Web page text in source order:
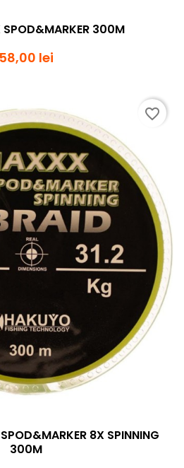
SPOD&MARKER 300M
58,00 lei
8X SPINNING
300M
favorite_border